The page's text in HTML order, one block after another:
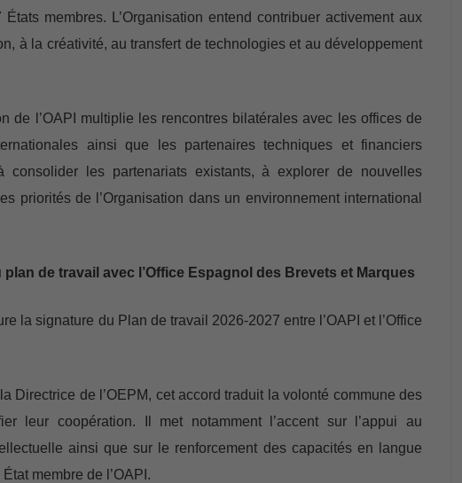
membres. L’Organisation entend contribuer activement aux
à la créativité, au transfert de technologies et au développement
de l’OAPI multiplie les rencontres bilatérales avec les offices de
ainsi que les partenaires techniques et financiers
les partenariats existants, à explorer de nouvelles
priorités de l’Organisation dans un environnement international
de travail avec l’Office Espagnol des Brevets et Marques
la signature du Plan de travail 2026-2027 entre l’OAPI et l’Office
Directrice de l’OEPM, cet accord traduit la volonté commune des
leur coopération. Il met notamment l’accent sur l’appui au
ainsi que sur le renforcement des capacités en langue
membre de l’OAPI.